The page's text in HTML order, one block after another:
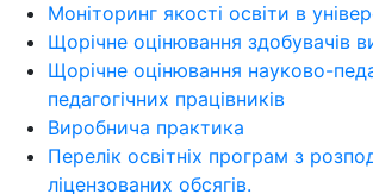
Моніторинг якості освіти в
Щорічне оцінювання здобувачів
Щорічне оцінювання науково-
педагогічних працівників
Виробнича практика
Перелік освітніх програм з
ліцензoваних oбсягів.